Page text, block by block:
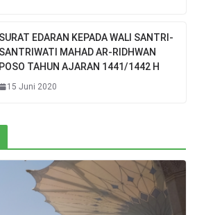
SURAT EDARAN KEPADA WALI SANTRI-
SANTRIWATI MAHAD AR-RIDHWAN
POSO TAHUN AJARAN 1441/1442 H
15 Juni 2020